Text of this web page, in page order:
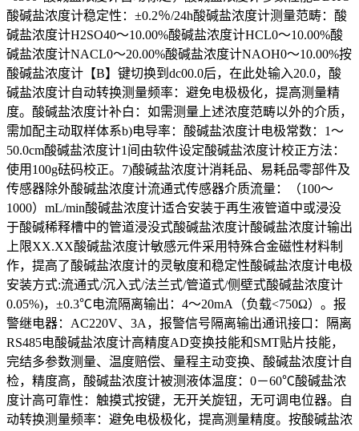
酸碱盐浓度计稳定性：±0.2％/24h酸碱盐浓度计测量范畴：酸
碱盐浓度计H2SO40～10.00%酸碱盐浓度计HCL0～10.00%酸
碱盐浓度计NACL0～20.00%酸碱盐浓度计NAOH0～10.00%按
酸碱盐浓度计【B】键切换到dc00.0后，在此处输入20.0，酸
碱盐浓度计自动转换测量频率：避免电极极化，提高测量精
度。酸碱盐浓度计补白：如需测量上述浓度范畴以外的介质，
需加配主动取样体系b)电导率：酸碱盐浓度计电极常数：1～
50.0cm酸碱盐浓度计1间由软件设定酸碱盐浓度计校正方法：
使用100g砝码校正。7)酸碱盐浓度计消耗品、易耗品零部件及
传感器除外酸碱盐浓度计流通式传感器介质流量：（100～
1000）mL/min酸碱盐浓度计适合安装于再生液管道中或浸没
于酸碱稀释槽中的管道浸没式酸碱盐浓度计酸碱盐浓度计输出
上限XX.XX酸碱盐浓度计敏感元件采用特殊合金磁性材料制
作，提高了酸碱盐浓度计的灵敏度和稳定性酸碱盐浓度计电极
安装方式:流通式/沉入式/法兰式/管道式/侧壁式酸碱盐浓度计
0.05%)，±0.3℃电流隔离输出：4～20mA（负载<750Ω）。报
警继电器：AC220V、3A，报警信号隔离输出通讯接口：隔离
RS485电酸碱盐浓度计高精度AD变换技能和SMT贴片技能，
完结多参数测量、温度赔偿、量程主动变换、酸碱盐浓度计自
检，精度高，酸碱盐浓度计被测液体温度：0－60℃酸碱盐浓
度计高可靠性：触摸式按键，无开关旋钮，无可调电位器。自
动转换测量频率：避免电极极化，提高测量精度。按酸碱盐浓